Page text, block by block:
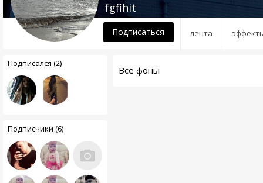
лента
fgfihit
Подписаться
Подписался (2)
Подписчики (6)
Все фоны